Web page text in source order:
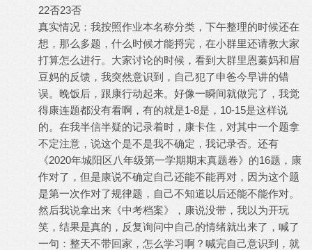
22否23否
真实情况：我按照作业本名称分类，下午整理的时候还在
想，那么多题，什么时候才能捋完，在小群里还请教大家
打算怎么进行。大家讨论的时候，看到大群里恩蓁妈和眉
豆妈的反馈，我突然意识到，自己犯了申爸今早讲的错
误。晚饭后，跟康行动起来。好像一瞬间就做完了，我觉
得康连题都没有看啊，有的就是1-8是，10-15是这样说
的。在我半信半疑的记录着时，康卡住，对其中一个题拿
不定注意，说这个是不是我不确定，我记录否。还有
《2020年城阳区八年级第一学期期末真题卷》的16题，康
作对了，但是康说不确定自己还能不能再对，因为这个题
是第一次作对了规律题，自己不知道以后还能不能作对。
然后我说拿出来《中考档案》，康说没带，我以为开玩
笑，结果是真的，反复询问中自己的情绪就出来了，喊了
一句：整天不带回家，怎么学习啊？喊完自己意识到，就